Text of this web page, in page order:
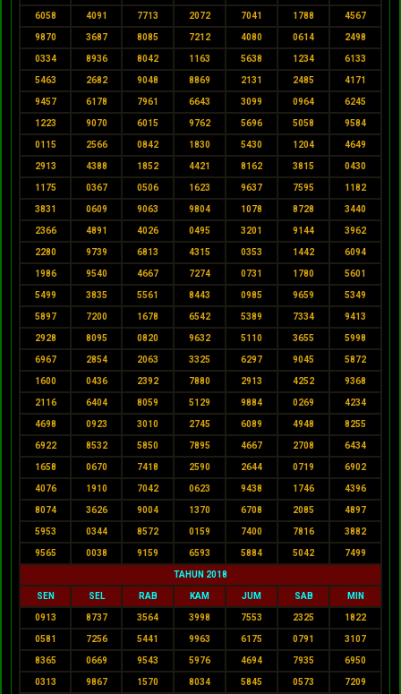
6058 4091 7713 2072 7041 1788 4567
9870 3687 8085 7212 4080 0614 2498
0334 8936 8042 1163 5638 1234 6133
5463 2682 9048 8869 2131 2485 4171
9457 6178 7961 6643 3099 0964 6245
1223 9070 6015 9762 5696 5058 9584
0115 2566 0842 1830 5430 1204 4649
2913 4388 1852 4421 8162 3815 0430
1175 0367 0506 1623 9637 7595 1182
3831 0609 9063 9804 1078 8728 3440
2366 4891 4026 0495 3201 9144 3962
2280 9739 6813 4315 0353 1442 6094
1986 9540 4667 7274 0731 1780 5601
5499 3835 5561 8443 0985 9659 5349
5897 7200 1678 6542 5389 7334 9413
2928 8095 0820 9632 5110 3655 5998
6967 2854 2063 3325 6297 9045 5872
1600 0436 2392 7880 2913 4252 9368
2116 6404 8059 5129 9884 0269 4234
4698 0923 3010 2745 6089 4948 8255
6922 8532 5850 7895 4667 2708 6434
1658 0670 7418 2590 2644 0719 6902
4076 1910 7042 0623 9438 1746 4396
8074 3626 9004 1370 6708 2085 4897
5953 0344 8572 0159 7400 7816 3882
9565 0038 9159 6593 5884 5042 7499
TAHUN 2018
SEN SEL RAB KAM JUM SAB MIN
0913 8737 3564 3998 7553 2325 1822
0581 7256 5441 9963 6175 0791 3107
8365 0669 9543 5976 4694 7935 6950
0313 9867 1570 8034 5845 0573 7209